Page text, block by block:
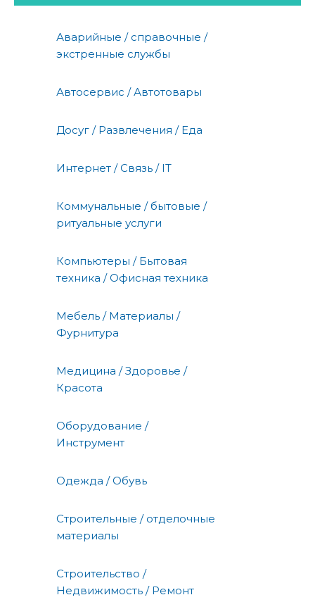
Аварийные / справочные /
экстренные службы
Автосервис / Автотовары
Досуг / Развлечения / Еда
Интернет / Связь / IT
Коммунальные / бытовые /
ритуальные услуги
Компьютеры / Бытовая
техника / Офисная техника
Мебель / Материалы /
Фурнитура
Медицина / Здоровье /
Красота
Оборудование /
Инструмент
Одежда / Обувь
Строительные / отделочные
материалы
Строительство /
Недвижимость / Ремонт